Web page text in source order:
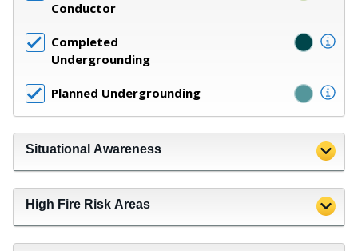
Conductor
Completed
Undergrounding
Planned Undergrounding
Situational Awareness
High Fire Risk Areas